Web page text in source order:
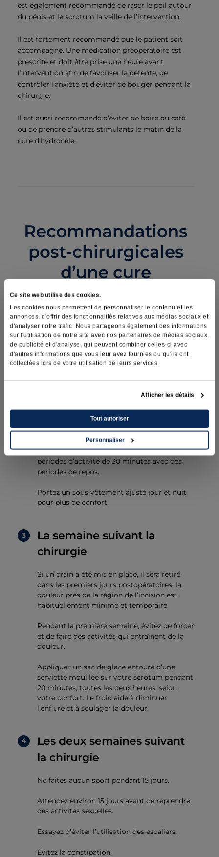
Ce site web utilise des cookies.
Les cookies nous permettent de personnaliser le contenu et les
annonces, d'offrir des fonctionnalités relatives aux médias sociaux et
d'analyser notre trafic. Nous partageons également des informations
sur l'utilisation de notre site avec nos partenaires de médias sociaux,
de publicité et d'analyse, qui peuvent combiner celles-ci avec
d'autres informations que vous leur avez fournies ou qu'ils ont
collectées lors de votre utilisation de leurs services.
Afficher les détails
Tout autoriser
Personnaliser
est également recommandé de raser le poil autour
du pénis et le scrotum la veille de l’intervention.
Il est fortement recommandé que le patient soit
accompagné. Une médication préopératoire est
prescrite et doit être prise une heure avant
l’intervention afin de favoriser la détente, de
contrôler l’anxiété et d’éviter de bouger pendant la
chirurgie.
Il est aussi recommandé d’éviter de boire du café
ou de prendre d’autres stimulants le matin de la
cure d’hydrocèle.
Recommandations
post-chirurgicales
d’une cure
d’hydrocèle
Le jour de la chirurgie
La première journée, restez au repos complet.
Le lendemain de la
chirurgie
Le lendemain de la chirurgie et pour la
première semaine, vous pouvez marcher,
mais allez-y progressivement en alternant les
périodes d’activité de 30 minutes avec des
périodes de repos.
Portez un sous-vêtement ajusté jour et nuit,
pour plus de confort.
La semaine suivant la
chirurgie
Si un drain a été mis en place, il sera retiré
dans les premiers jours postopératoires; la
douleur près de la région de l’incision est
habituellement minime et temporaire.
Pendant la première semaine, évitez de forcer
et de faire des activités qui entraînent de la
douleur.
Appliquez un sac de glace entouré d’une
serviette mouillée sur votre scrotum pendant
20 minutes, toutes les deux heures, selon
votre confort. Le froid aide à diminuer
l’enflure et à soulager la douleur.
Les deux semaines suivant
la chirurgie
Ne faites aucun sport pendant 15 jours.
Attendez environ 15 jours avant de reprendre
des activités sexuelles.
Essayez d’éviter l’utilisation des escaliers.
Évitez la constipation.